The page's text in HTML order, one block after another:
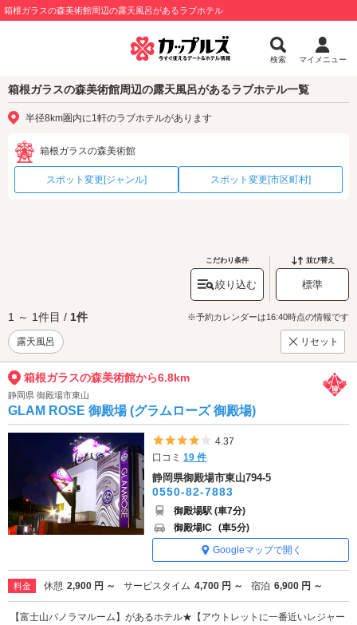
箱根ガラスの森美術館周辺の露天風呂があるラブホテル
検索 マイメニュー
箱根ガラスの森美術館周辺の露天風呂があるラブホテル一覧
半径8km圏内に1軒のラブホテルがあります
箱根ガラスの森美術館
スポット変更[ジャンル] スポット変更[市区町村]
こだわり条件
絞り込む
並び替え
標準
1 ～ 1件目 / 1件 ※予約カレンダーは16:40時点の情報です
露天風呂 リセット
箱根ガラスの森美術館から6.8km
静岡県 御殿場市東山
GLAM ROSE 御殿場 (グラムローズ 御殿場)
5つ星のうち4
4.37
口コミ19 件
静岡県御殿場市東山794-5
0550-82-7883
御殿場駅 (車7分)
御殿場IC (車5分)
Googleマップで開く
料金 休憩 2,900 円 ～ サービスタイム 4,700 円 ～ 宿泊 6,900 円 ～
【富士山パノラマルーム】があるホテル★【アウトレットに一番近いレジャー